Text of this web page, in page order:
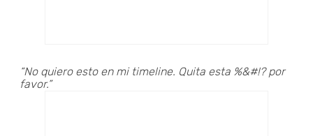
“No quiero esto en mi timeline. Quita esta %&#!? por
favor.”